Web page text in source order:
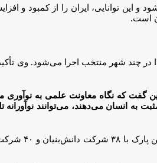
این توانایی، ایران را از کمبود و
است.
در چند شهر منتخب اجرا می‌شود.
گفت که نگاه معاونت علمی به
انسان می‌دهند، می‌توانند
معاون علمی، فناوری و